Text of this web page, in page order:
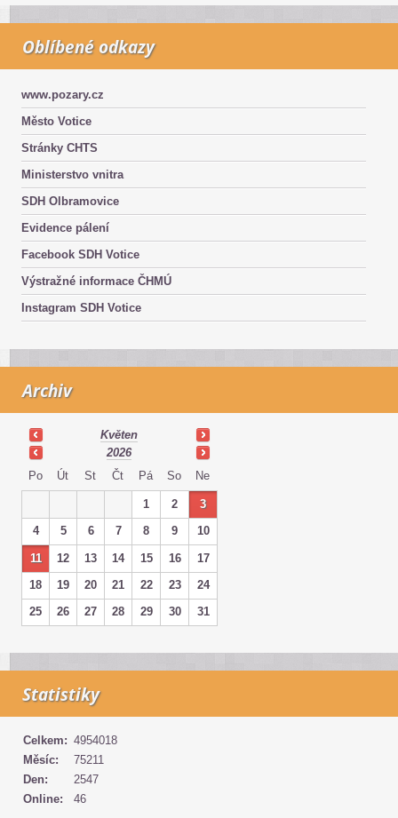
Oblíbené odkazy
www.pozary.cz
Město Votice
Stránky CHTS
Ministerstvo vnitra
SDH Olbramovice
Evidence pálení
Facebook SDH Votice
Výstražné informace ČHMÚ
Instagram SDH Votice
Archiv
Květen
2026
Po
Út St Čt Pá So Ne
1 2
3
4
5 6 7 8 9 10
11 12 13 14 15 16
17
18
19 20 21 22 23
24
25
26 27 28 29 30 31
Statistiky
Online: 46
Celkem: 4954018
Měsíc:
75211
Den:
2547